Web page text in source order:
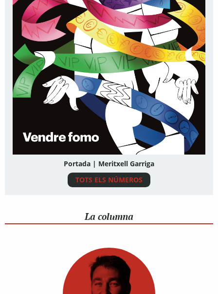
Portada | Meritxell Garriga
TOTS ELS NÚMEROS
La columna